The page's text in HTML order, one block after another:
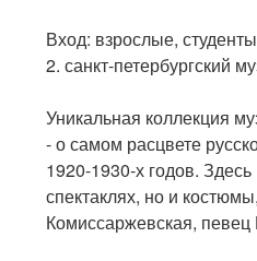
Вход: взрослые,
2. санкт-петербургский
Уникальная коллекция
- о самом расцвете
1920-1930-х годов.
спектаклях, но и
Комиссаржевская,